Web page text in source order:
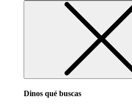
Dinos qué buscas